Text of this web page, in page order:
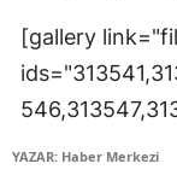
[gallery
YAZAR: Haber Merkezi